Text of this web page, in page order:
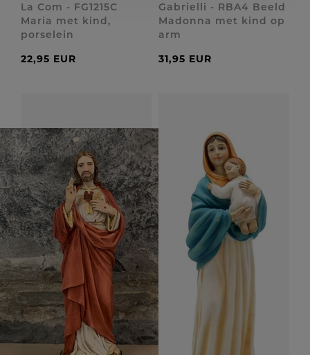
La Com - FG1215C
Maria met kind,
porselein
22,95 EUR
Gabrielli - RBA4 Beeld
Madonna met kind op
arm
31,95 EUR